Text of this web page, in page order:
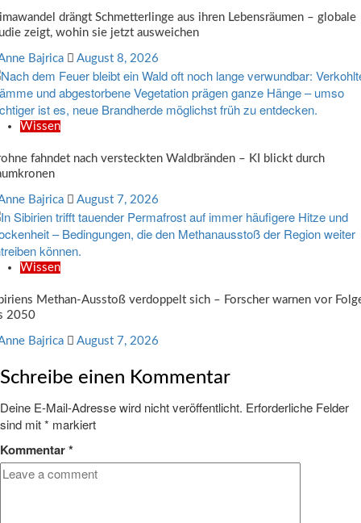
drängt Schmetterlinge aus ihren Lebensräumen – globale
zeigt, wohin sie jetzt ausweichen
Bajrica August 8, 2026
Wissen
fahndet nach versteckten Waldbränden – KI blickt durch
Bajrica August 7, 2026
Wissen
Methan-Ausstoß verdoppelt sich – Forscher warnen vor
2050
Bajrica August 7, 2026
Schreibe einen Kommentar
Deine E-Mail-Adresse wird nicht veröffentlicht. Erforderliche Felder
sind mit* markiert
Kommentar*